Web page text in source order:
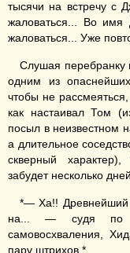
тысячи на встречу с
жаловаться... Во
жаловаться... Уже
Слушая перебранку
одним из
чтобы не
как настаивал Том
посыл в неизвестном
а длительное
скверный
забудет несколько
*— Ха!! Древнейший
на... — судя по
самовосхваления,
пару штрихов.*